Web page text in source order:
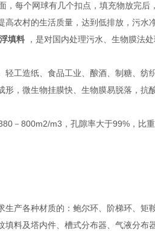
，每个网球有几个扣点，填充物放完
农村的生活质量，达到低排放，污水
填料 ，是对国内处理污水、生物膜法
工造纸、食品工业、酿酒、制糖、纺
，微生物挂膜快、生物膜易脱落，
－800m2/m3，孔隙率大于99%，比重
生产各种材质的：鲍尔环、阶梯环、矩
填料及塔内件、槽式分布器、气液分